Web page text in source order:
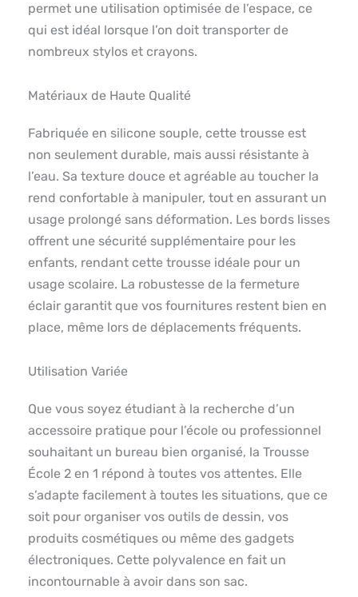
permet une utilisation optimisée de l’espace, ce
qui est idéal lorsque l’on doit transporter de
nombreux stylos et crayons.
Matériaux de Haute Qualité
Fabriquée en silicone souple, cette trousse est
non seulement durable, mais aussi résistante à
l’eau. Sa texture douce et agréable au toucher la
rend confortable à manipuler, tout en assurant un
usage prolongé sans déformation. Les bords lisses
offrent une sécurité supplémentaire pour les
enfants, rendant cette trousse idéale pour un
usage scolaire. La robustesse de la fermeture
éclair garantit que vos fournitures restent bien en
place, même lors de déplacements fréquents.
Utilisation Variée
Que vous soyez étudiant à la recherche d’un
accessoire pratique pour l’école ou professionnel
souhaitant un bureau bien organisé, la Trousse
École 2 en 1 répond à toutes vos attentes. Elle
s’adapte facilement à toutes les situations, que ce
soit pour organiser vos outils de dessin, vos
produits cosmétiques ou même des gadgets
électroniques. Cette polyvalence en fait un
incontournable à avoir dans son sac.